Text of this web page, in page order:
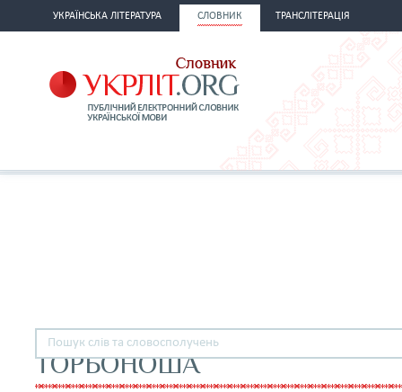
УКРАЇНСЬКА ЛІТЕРАТУРА СЛОВНИК ТРАНСЛІТЕРАЦІЯ
ТОРБОНОША